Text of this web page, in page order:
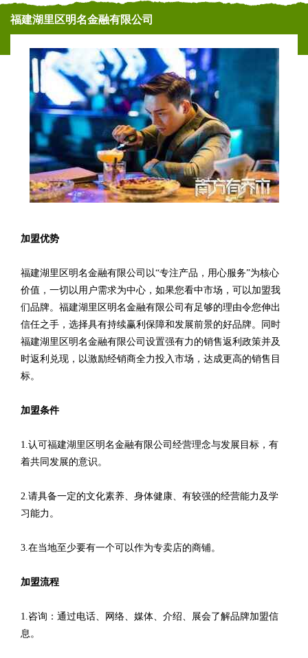
福建湖里区明名金融有限公司
加盟优势
福建湖里区明名金融有限公司以“专注产品，用心服务”为核心
价值，一切以用户需求为中心，如果您看中市场，可以加盟我
们品牌。福建湖里区明名金融有限公司有足够的理由令您伸出
信任之手，选择具有持续赢利保障和发展前景的好品牌。同时
福建湖里区明名金融有限公司设置强有力的销售返利政策并及
时返利兑现，以激励经销商全力投入市场，达成更高的销售目
标。
加盟条件
1.认可福建湖里区明名金融有限公司经营理念与发展目标，有
着共同发展的意识。
2.请具备一定的文化素养、身体健康、有较强的经营能力及学
习能力。
3.在当地至少要有一个可以作为专卖店的商铺。
加盟流程
1.咨询：通过电话、网络、媒体、介绍、展会了解品牌加盟信
息。